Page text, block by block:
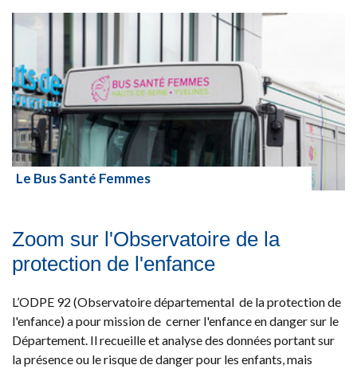
Le Bus Santé Femmes
Zoom sur l'Observatoire de la
protection de l'enfance
L’ODPE 92 (Observatoire départemental de la protection de
l'enfance) a pour mission de cerner l'enfance en danger sur le
Département. Il recueille et analyse des données portant sur
la présence ou le risque de danger pour les enfants, mais